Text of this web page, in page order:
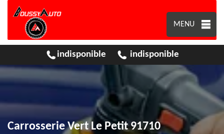
MENU
indisponible indisponible
Carrosserie Vert Le Petit 91710